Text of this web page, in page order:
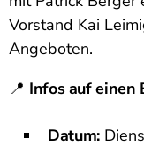
Vorstand Kai
Angeboten.
📍 Infos auf einen
Datum: